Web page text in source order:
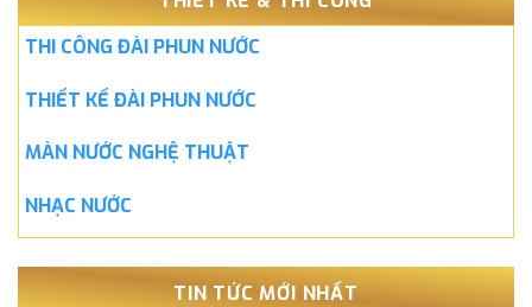
THI CÔNG ĐÀI PHUN NƯỚC
THIẾT KẾ ĐÀI PHUN NƯỚC
MÀN NƯỚC NGHỆ THUẬT
NHẠC NƯỚC
TIN TỨC MỚI NHẤT